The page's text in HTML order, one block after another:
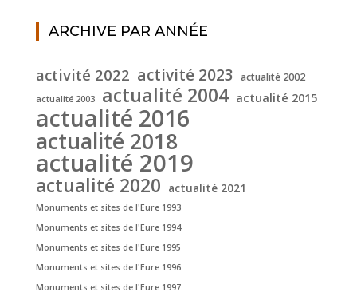
ARCHIVE PAR ANNÉE
activité 2022 activité 2023 actualité 2002
actualité 2003 actualité 2004 actualité 2015
actualité 2016
actualité 2018
actualité 2019
actualité 2020 actualité 2021
Monuments et sites de l'Eure 1993
Monuments et sites de l'Eure 1994
Monuments et sites de l'Eure 1995
Monuments et sites de l'Eure 1996
Monuments et sites de l'Eure 1997